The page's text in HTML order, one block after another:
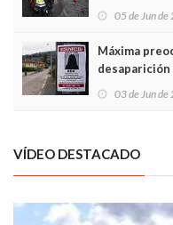
frontal
05 de Jun
Máxima
desaparición
03 de Jun
VÍDEO DESTACADO